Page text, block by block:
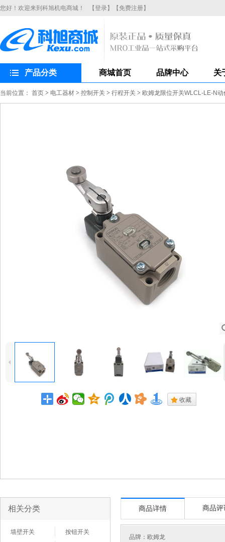
您好！欢迎来到科旭机电商城！ 【登录】 【免费注册】
产品分类 商城首页 品牌中心 关
当前位置： 首页 > 电工器材 > 控制开关 > 行程开关 > 欧姆龙限位开关WLCL-LE-N
4
. 收藏
相关分类
墙壁开关
按钮开关
商品详情 商品评
品牌： 欧姆龙